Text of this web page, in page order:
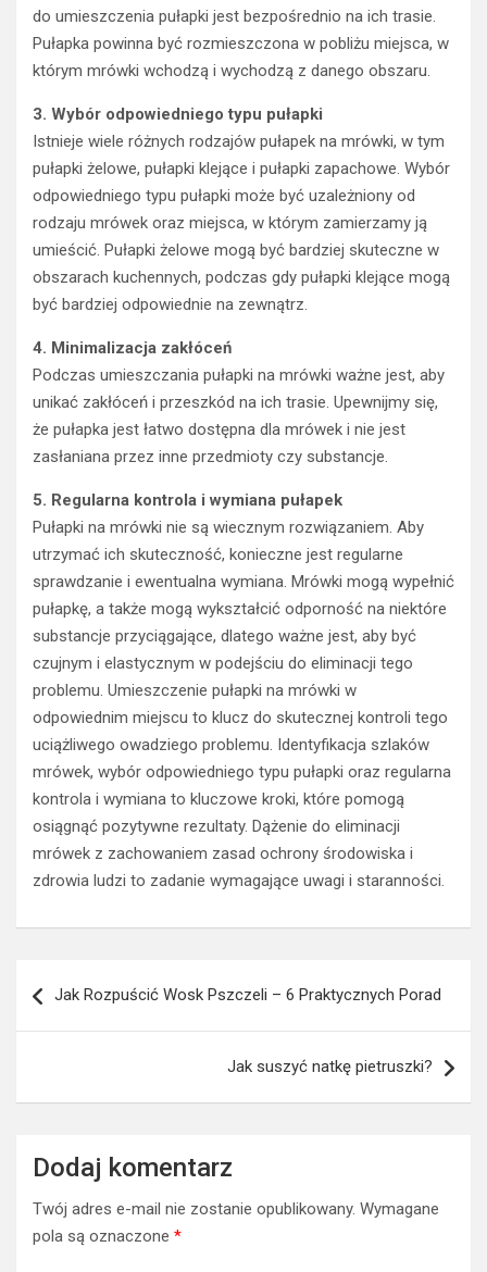
do umieszczenia pułapki jest bezpośrednio na ich trasie.
Pułapka powinna być rozmieszczona w pobliżu miejsca, w
którym mrówki wchodzą i wychodzą z danego obszaru.
3. Wybór odpowiedniego typu pułapki
Istnieje wiele różnych rodzajów pułapek na mrówki, w tym
pułapki żelowe, pułapki klejące i pułapki zapachowe. Wybór
odpowiedniego typu pułapki może być uzależniony od
rodzaju mrówek oraz miejsca, w którym zamierzamy ją
umieścić. Pułapki żelowe mogą być bardziej skuteczne w
obszarach kuchennych, podczas gdy pułapki klejące mogą
być bardziej odpowiednie na zewnątrz.
4. Minimalizacja zakłóceń
Podczas umieszczania pułapki na mrówki ważne jest, aby
unikać zakłóceń i przeszkód na ich trasie. Upewnijmy się,
że pułapka jest łatwo dostępna dla mrówek i nie jest
zasłaniana przez inne przedmioty czy substancje.
5. Regularna kontrola i wymiana pułapek
Pułapki na mrówki nie są wiecznym rozwiązaniem. Aby
utrzymać ich skuteczność, konieczne jest regularne
sprawdzanie i ewentualna wymiana. Mrówki mogą wypełnić
pułapkę, a także mogą wykształcić odporność na niektóre
substancje przyciągające, dlatego ważne jest, aby być
czujnym i elastycznym w podejściu do eliminacji tego
problemu. Umieszczenie pułapki na mrówki w
odpowiednim miejscu to klucz do skutecznej kontroli tego
uciążliwego owadziego problemu. Identyfikacja szlaków
mrówek, wybór odpowiedniego typu pułapki oraz regularna
kontrola i wymiana to kluczowe kroki, które pomogą
osiągnąć pozytywne rezultaty. Dążenie do eliminacji
mrówek z zachowaniem zasad ochrony środowiska i
zdrowia ludzi to zadanie wymagające uwagi i staranności.
wpisu
Jak Rozpuścić Wosk Pszczeli – 6 Praktycznych Porad
Jak suszyć natkę pietruszki?
Dodaj komentarz
Twój adres e-mail nie zostanie opublikowany. Wymagane
pola są oznaczone *